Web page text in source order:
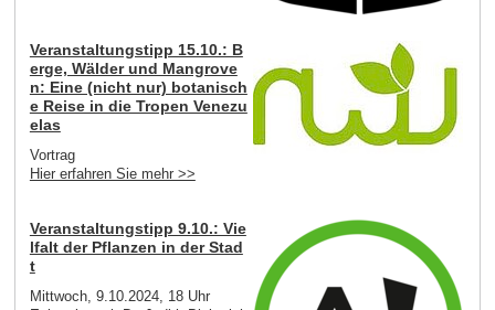
Veranstaltungstipp 15.10.: B
erge, Wälder und Mangrove
n: Eine (nicht nur) botanisch
e Reise in die Tropen Venezu
elas
Vortrag
Hier erfahren Sie mehr >>
Veranstaltungstipp 9.10.: Vie
lfalt der Pflanzen in der Stad
t
Mittwoch, 9.10.2024, 18 Uhr